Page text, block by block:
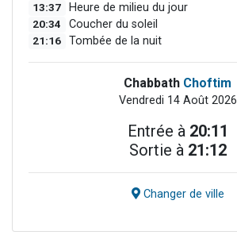
13:37 Heure de milieu du jour
20:34 Coucher du soleil
21:16 Tombée de la nuit
Chabbath Choftim
Vendredi 14 Août 2026
Entrée à 20:11
Sortie à 21:12
Changer de ville